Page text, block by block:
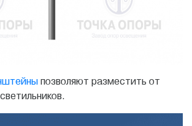
позволяют разместить от